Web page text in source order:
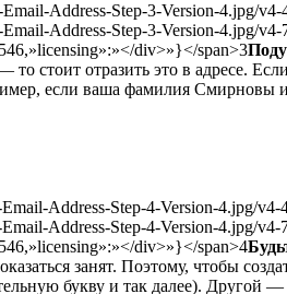
Address-Step-3-Version-4.jpg/
Address-Step-3-Version-4.jpg/
</div>»}</span>3
стоит отразить это в адресе.
если ваша фамилия Смирновы
Address-Step-4-Version-4.jpg/
Address-Step-4-Version-4.jpg/
</div>»}</span>4
занят. Поэтому, чтобы
букву и так далее). Другой